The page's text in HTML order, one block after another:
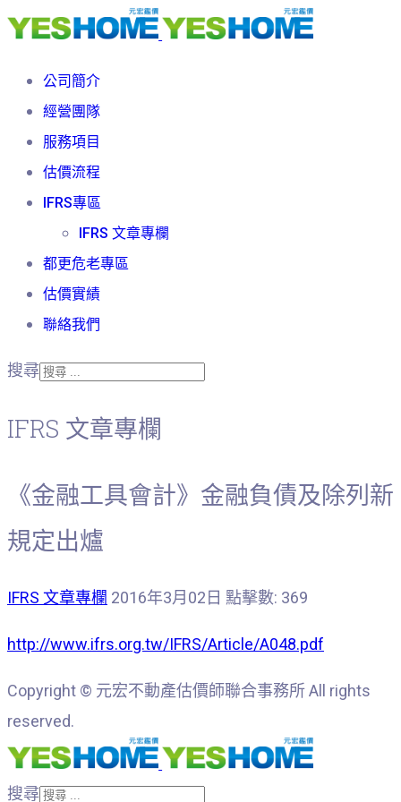
公司簡介
經營團隊
服務項目
估價流程
IFRS專區
IFRS 文章專欄
都更危老專區
估價實績
聯絡我們
搜尋
IFRS 文章專欄
《金融工具會計》金融負債及除列新
規定出爐
IFRS 文章專欄 2016年3月02日 點擊數: 369
http://www.ifrs.org.tw/IFRS/Article/A048.pdf
Copyright © 元宏不動產估價師聯合事務所 All rights
reserved.
搜尋